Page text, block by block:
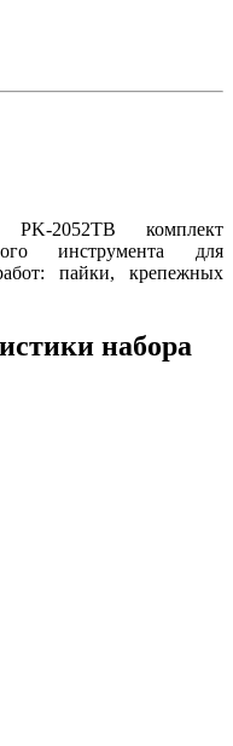
2052TB комплект
инструмента для
пайки, крепежных
набора